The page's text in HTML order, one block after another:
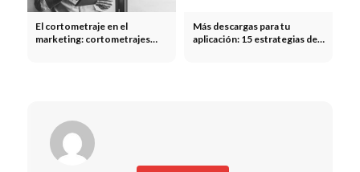
El cortometraje en el
marketing: cortometrajes
Más descargas para tu
aplicación: 15 estrategias de